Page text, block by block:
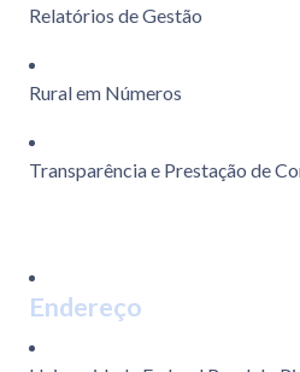
Relatórios de Gestão
Rural em Números
Transparência e Prestação de
Endereço